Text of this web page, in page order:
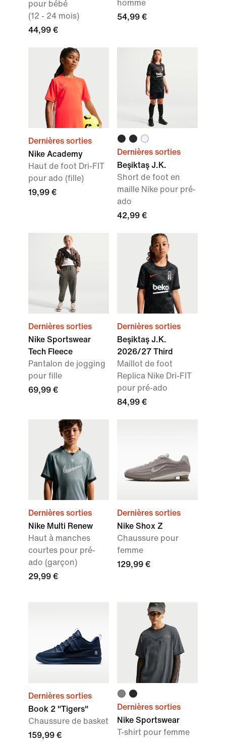
pour bébé
(12 - 24 mois)
44,99 €
homme
54,99 €
Dernières sorties
Nike Academy
Haut de foot Dri-FIT
pour ado (fille)
19,99 €
Dernières sorties
Beşiktaş J.K.
Short de foot en
maille Nike pour pré-
ado
42,99 €
Dernières sorties
Nike Sportswear
Tech Fleece
Pantalon de jogging
pour fille
69,99 €
Dernières sorties
Beşiktaş J.K.
2026/27 Third
Maillot de foot
Replica Nike Dri-FIT
pour pré-ado
84,99 €
Dernières sorties
Nike Multi Renew
Haut à manches
courtes pour pré-
ado (garçon)
29,99 €
Dernières sorties
Nike Shox Z
Chaussure pour
femme
129,99 €
Dernières sorties
Book 2 "Tigers"
Chaussure de basket
159,99 €
Dernières sorties
Nike Sportswear
T-shirt pour femme